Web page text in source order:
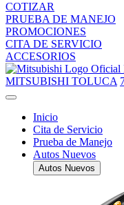
COTIZAR
PRUEBA DE MANEJO
PROMOCIONES
CITA DE SERVICIO
ACCESORIOS
MITSUBISHI TOLUCA
Inicio
Cita de Servicio
Prueba de Manejo
Autos Nuevos
Autos Nuevos